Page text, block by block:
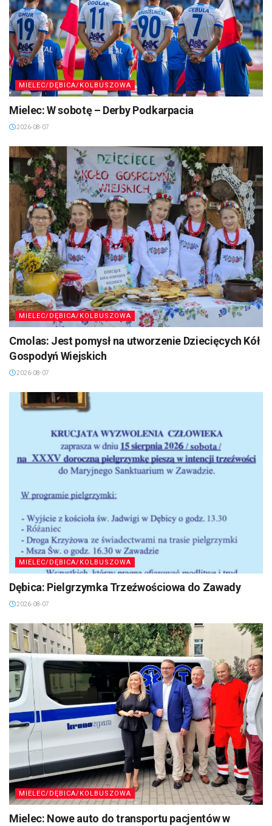
MIELEC/DĘBICA/KOLBUSZOWA
Mielec: W sobotę – Derby Podkarpacia
2026-08-07
MIELEC/DĘBICA/KOLBUSZOWA
Cmolas: Jest pomysł na utworzenie Dziecięcych Kół
Gospodyń Wiejskich
2026-08-07
MIELEC/DĘBICA/KOLBUSZOWA
Dębica: Pielgrzymka Trzeźwościowa do Zawady
2026-08-07
MIELEC/DĘBICA/KOLBUSZOWA
Mielec: Nowe auto do transportu pacjentów w